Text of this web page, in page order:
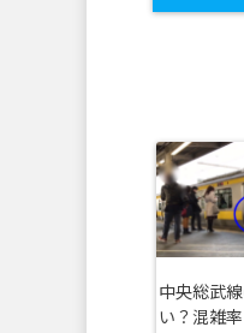
中央総武
い？混雑